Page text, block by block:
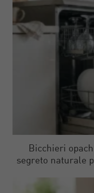
Bicchieri
segreto naturale